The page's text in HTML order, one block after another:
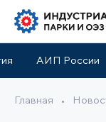
АИП России
Главная •